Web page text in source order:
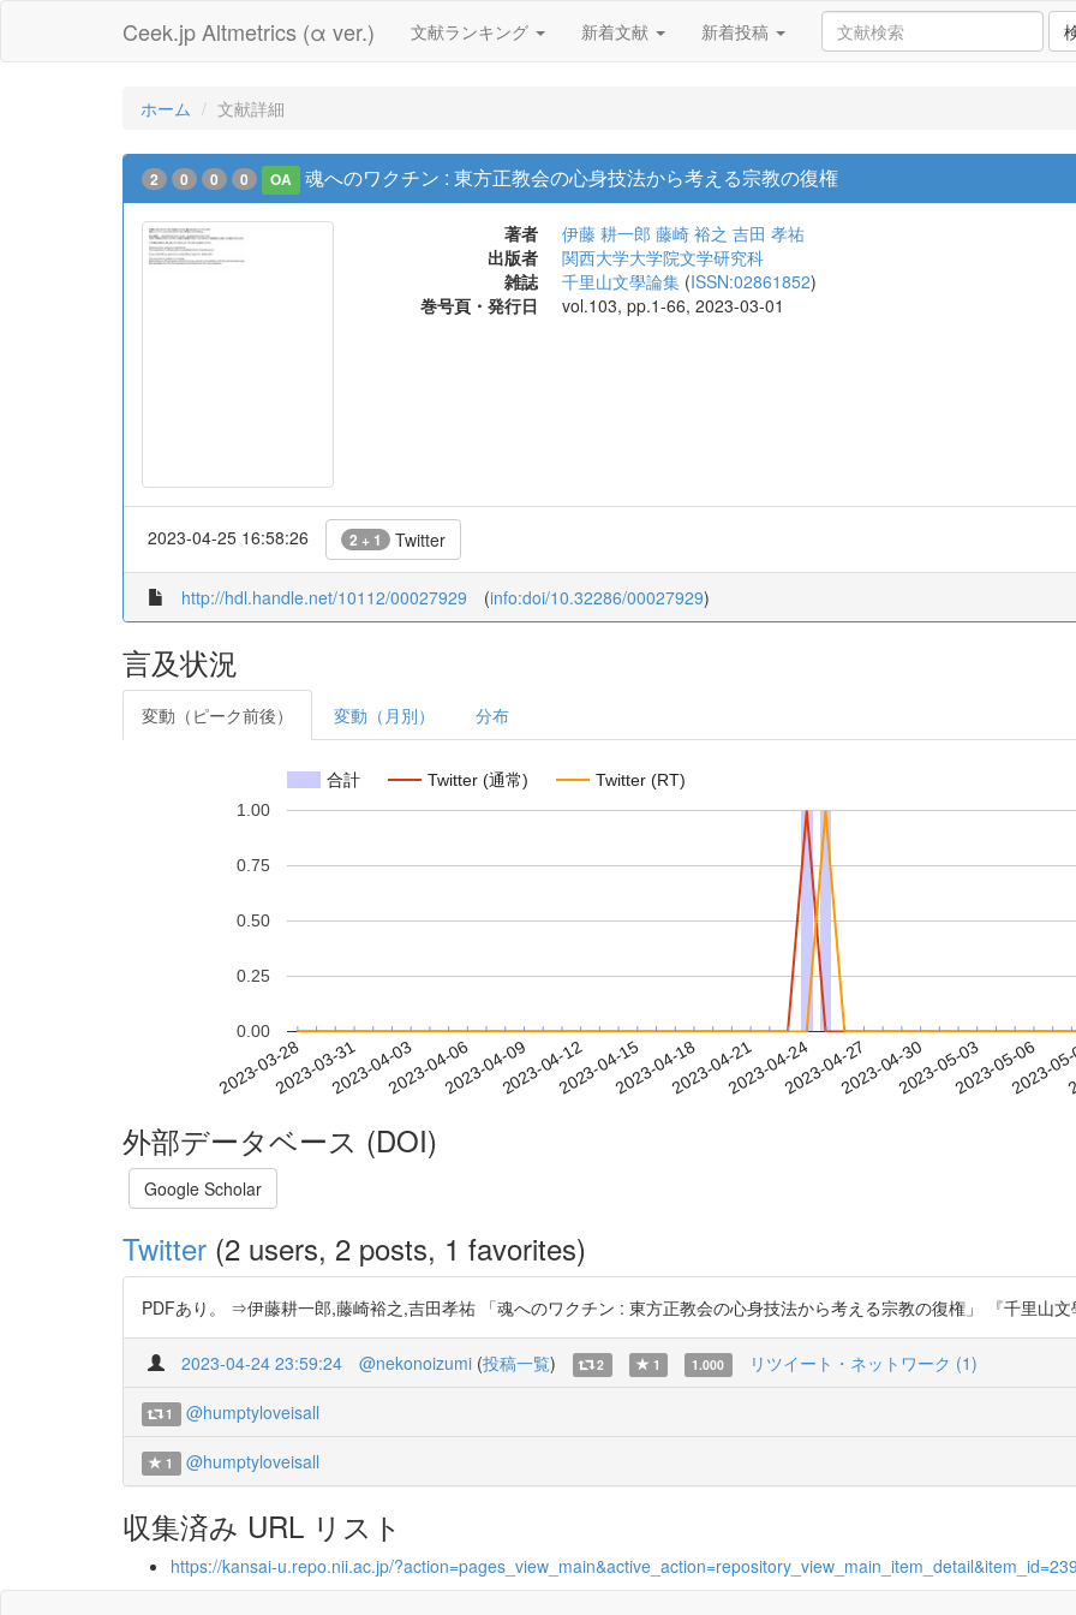
Ceek.jp Altmetrics (α ver.) 文献ランキング 新着文献 新着投稿
ホーム 文献詳細
2 0 0 0 OA 魂へのワクチン : 東方正教会の心身技法から考える宗教の復権
著者 伊藤 耕一郎 藤崎 裕之 吉田 孝祐
出版者
関西大学大学院文学研究科
雑誌
千里山文學論集 (ISSN:02861852)
巻号頁・発行日
vol.103, pp.1-66, 2023-03-01
2023-04-25 16:58:26 2 + 1 Twitter
http://hdl.handle.net/10112/00027929 (info:doi/10.32286/00027929)
言及状況
変動（ピーク前後） 変動（月別） 分布
合計 Twitter (通常) Twitter (RT)
2023-03-282023-03-312023-04-032023-04-062023-04-092023-04-122023-04-152023-04-182023-04-212023-04-242023-04-272023-04-302023-05-032023-05-06
2023-
0.00
0.25
0.50
0.75
1.00
外部データベース (DOI)
Google Scholar
Twitter (2 users, 2 posts, 1 favorites)
PDFあり。 ⇒伊藤耕一郎,藤崎裕之,吉田孝祐 「魂へのワクチン : 東方正教会の心身技法から考える宗教の復権」 『千里山
2023-04-24 23:59:24 @nekonoizumi (投稿一覧) 2 1 1.000 リツイート・ネットワーク (1)
1 @humptyloveisall
1 @humptyloveisall
収集済み URL リスト
https://kansai-u.repo.nii.ac.jp/